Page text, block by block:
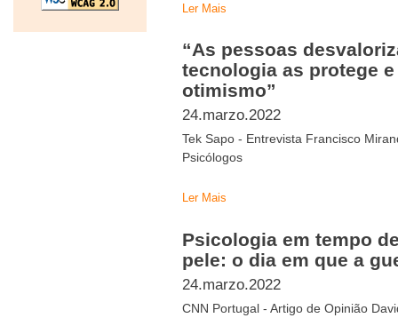
Ler Mais
“As pessoas
tecnologia as protege
otimismo”
24.marzo.2022
Tek Sapo - Entrevista Francisco
Psicólogos
Ler Mais
Psicologia em tempo
pele: o dia em que a
24.marzo.2022
CNN Portugal - Artigo de Opinião